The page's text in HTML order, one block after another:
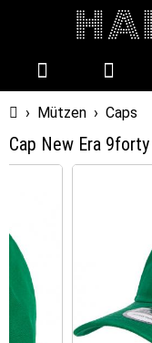
Startseite
› Mützen › Caps
Cap New Era